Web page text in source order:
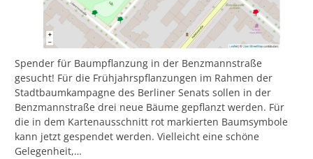
Spender für Baumpflanzung in der Benzmannstraße
gesucht! Für die Frühjahrspflanzungen im Rahmen der
Stadtbaumkampagne des Berliner Senats sollen in der
Benzmannstraße drei neue Bäume gepflanzt werden. Für
die in dem Kartenausschnitt rot markierten Baumsymbole
kann jetzt gespendet werden. Vielleicht eine schöne
Gelegenheit,…